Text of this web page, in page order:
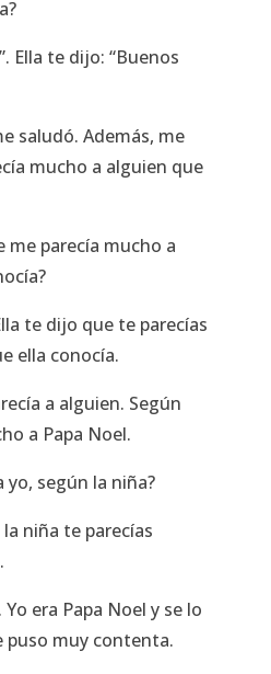
Ella te dijo: “Buenos
saludó. Además, me
mucho a alguien que
me parecía mucho a
te dijo que te parecías
ella conocía.
a alguien. Según
a Papa Noel.
yo, según la niña?
niña te parecías
era Papa Noel y se lo
puso muy contenta.